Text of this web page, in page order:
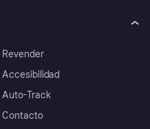
Revender
Accesibilidad
Auto-Track
Contacto